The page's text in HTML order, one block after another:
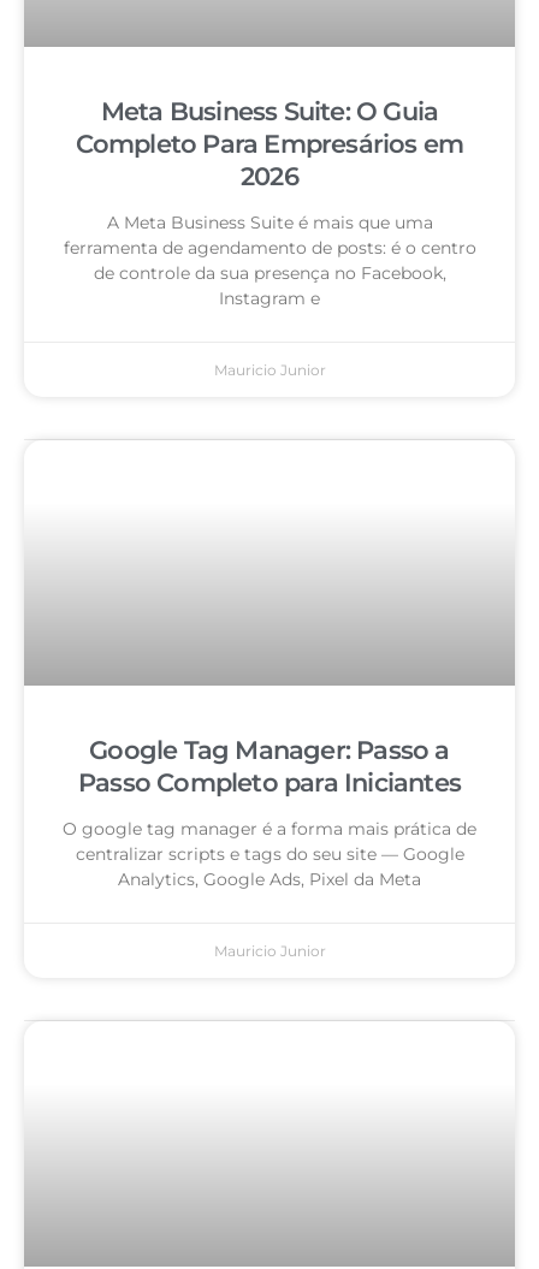
Meta Business Suite: O Guia
Completo Para Empresários em
2026
A Meta Business Suite é mais que uma
ferramenta de agendamento de posts: é o centro
de controle da sua presença no Facebook,
Instagram e
Mauricio Junior
Google Tag Manager: Passo a
Passo Completo para Iniciantes
O google tag manager é a forma mais prática de
centralizar scripts e tags do seu site — Google
Analytics, Google Ads, Pixel da Meta
Mauricio Junior